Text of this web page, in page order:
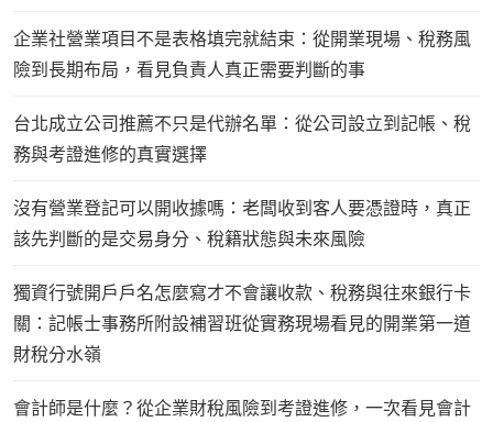
企業社營業項目不是表格填完就結束：從開業現場、稅務風
險到長期布局，看見負責人真正需要判斷的事
台北成立公司推薦不只是代辦名單：從公司設立到記帳、稅
務與考證進修的真實選擇
沒有營業登記可以開收據嗎：老闆收到客人要憑證時，真正
該先判斷的是交易身分、稅籍狀態與未來風險
獨資行號開戶戶名怎麼寫才不會讓收款、稅務與往來銀行卡
關：記帳士事務所附設補習班從實務現場看見的開業第一道
財稅分水嶺
會計師是什麼？從企業財稅風險到考證進修，一次看見會計